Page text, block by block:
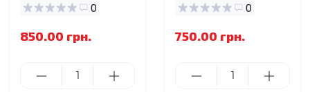
0
850.00 грн.
0
750.00 грн.